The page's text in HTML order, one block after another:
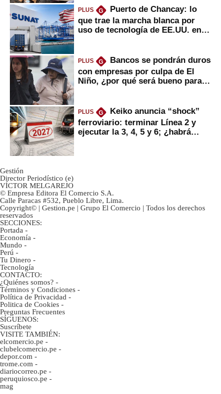
PLUS G
Puerto de Chancay: lo
que trae la marcha blanca por
uso de tecnología de EE.UU. en
PLUS G
Bancos se pondrán duros
con empresas por culpa de El
Niño, ¿por qué será bueno para
PLUS G
Keiko anuncia “shock”
ferroviario: terminar Línea 2 y
ejecutar la 3, 4, 5 y 6; ¿habrá
Gestión
Director Periodístico (e)
VÍCTOR MELGAREJO
© Empresa Editora El Comercio S.A.
Calle Paracas #532, Pueblo Libre, Lima.
Copyright© | Gestion.pe | Grupo El Comercio | Todos los derechos
reservados
SECCIONES:
Portada -
Economía -
Mundo -
Perú -
Tu Dinero -
Tecnología
CONTACTO:
¿Quiénes somos? -
Términos y Condiciones -
Política de Privacidad -
Politica de Cookies -
Preguntas Frecuentes
SÍGUENOS:
Suscríbete
VISITE TAMBIÉN:
elcomercio.pe -
clubelcomercio.pe -
depor.com -
trome.com -
diariocorreo.pe -
peruquiosco.pe -
mag